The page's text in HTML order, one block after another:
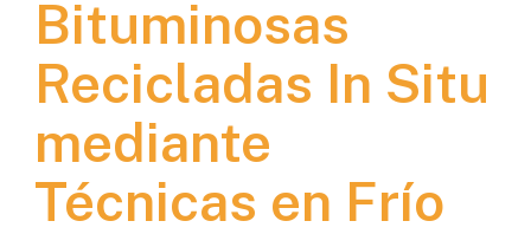
Bituminosas
Recicladas In Situ
mediante
Técnicas en Frío